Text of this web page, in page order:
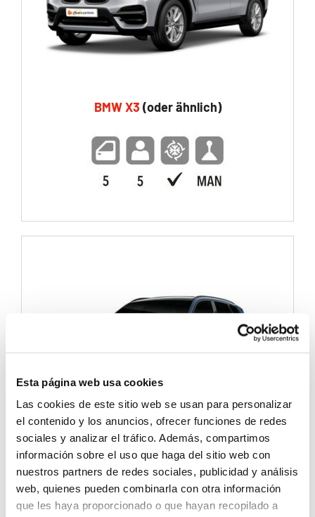
Esta página web usa cookies
Las cookies de este sitio web se usan para personalizar
el contenido y los anuncios, ofrecer funciones de redes
sociales y analizar el tráfico. Además, compartimos
información sobre el uso que haga del sitio web con
nuestros partners de redes sociales, publicidad y análisis
web, quienes pueden combinarla con otra información
que les haya proporcionado o que hayan recopilado a
BMW X3 (oder ähnlich)
BMW X3 M Hybrid Recargable(oder ähnlich)